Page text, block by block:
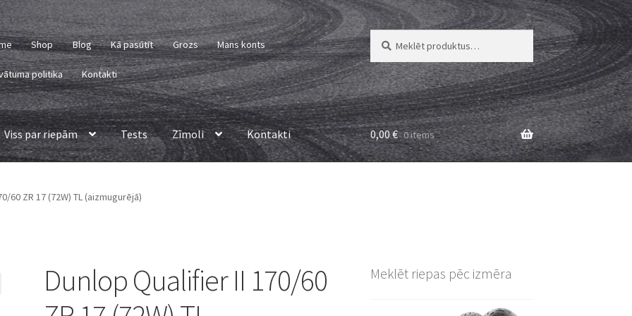
Shop Blog Kā pasūtīt Grozs Mans konts
politika Kontakti
Meklēt:
Meklēt
Viss par riepām Tests Zīmoli Kontakti 0,00€ 0 items
60 ZR 17 (72W) TL (aizmugurējā)
Dunlop Qualifier II 170/60
Meklēt riepas pēc izmēra